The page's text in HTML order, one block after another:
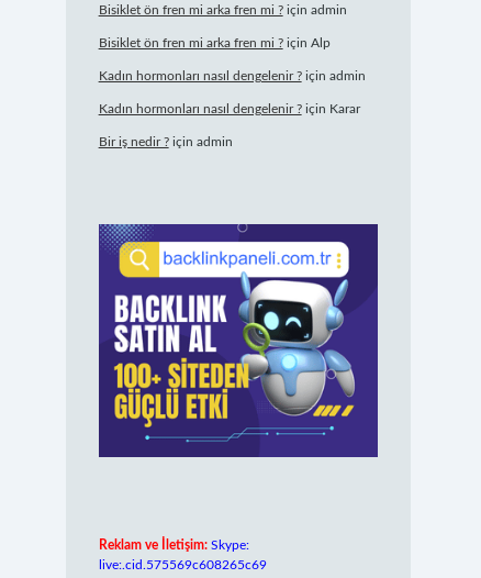
Bisiklet ön fren mi arka fren mi ?için admin
Bisiklet ön fren mi arka fren mi ?için Alp
Kadın hormonları nasıl dengelenir ?için admin
Kadın hormonları nasıl dengelenir ?için Karar
Bir iş nedir ?için admin
Reklam ve İletişim: Skype:
live:.cid.575569c608265c69